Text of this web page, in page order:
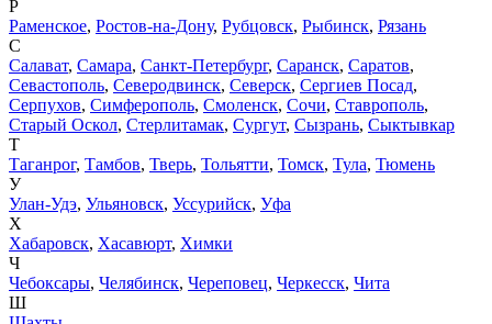
Р
Раменское, Ростов-на-Дону, Рубцовск, Рыбинск, Рязань
С
Салават, Самара, Санкт-Петербург, Саранск, Саратов,
Севастополь, Северодвинск, Северск, Сергиев Посад,
Серпухов, Симферополь, Смоленск, Сочи, Ставрополь,
Старый Оскол, Стерлитамак, Сургут, Сызрань, Сыктывкар
Т
Таганрог, Тамбов, Тверь, Тольятти, Томск, Тула, Тюмень
У
Улан-Удэ, Ульяновск, Уссурийск, Уфа
Х
Хабаровск, Хасавюрт, Химки
Ч
Чебоксары, Челябинск, Череповец, Черкесск, Чита
Ш